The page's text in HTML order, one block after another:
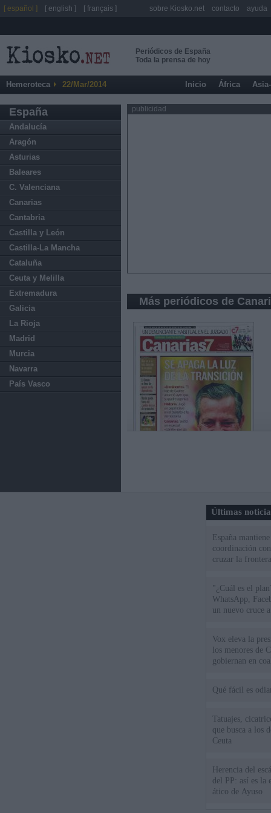
Periódicos de España
Toda la prensa de hoy
Hemeroteca 22/Mar/2014 Inicio África
España
Andalucía
Aragón
Asturias
Baleares
C. Valenciana
Canarias
Cantabria
Castilla y León
Castilla-La Mancha
Cataluña
Ceuta y Melilla
Extremadura
Galicia
La Rioja
Madrid
Murcia
Navarra
País Vasco
publicidad
Más periódicos de
Últimas
España
coordinación
cruzar la
"¿Cuál es el
WhatsApp,
un nuevo cruce
Vox eleva la
los menores de
gobiernan en
Qué fácil es
Tatuajes,
que busca a los
Ceuta
Herencia del
del PP: así es la
ático de Ayuso
[ español ] [ english ] [ français ] sobre Kiosko.net contacto ayuda